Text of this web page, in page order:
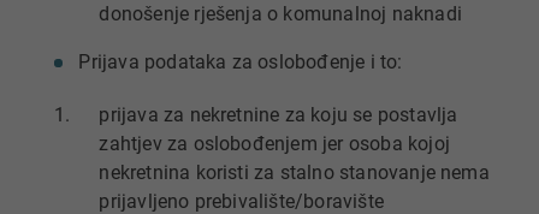
donošenje rješenja o komunalnoj naknadi
Prijava podataka za oslobođenje i to:
prijava za nekretnine za koju se postavlja
zahtjev za oslobođenjem jer osoba kojoj
nekretnina koristi za stalno stanovanje nema
prijavljeno prebivalište/boravište